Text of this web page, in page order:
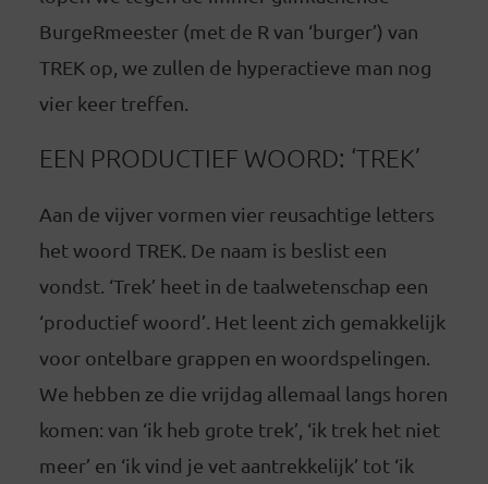
BurgeRmeester (met de R van ‘burger’) van
TREK op, we zullen de hyperactieve man nog
vier keer treffen.
EEN PRODUCTIEF WOORD: ‘TREK’
Aan de vijver vormen vier reusachtige letters
het woord TREK. De naam is beslist een
vondst. ‘Trek’ heet in de taalwetenschap een
‘productief woord’. Het leent zich gemakkelijk
voor ontelbare grappen en woordspelingen.
We hebben ze die vrijdag allemaal langs horen
komen: van ‘ik heb grote trek’, ‘ik trek het niet
meer’ en ‘ik vind je vet aantrekkelijk’ tot ‘ik